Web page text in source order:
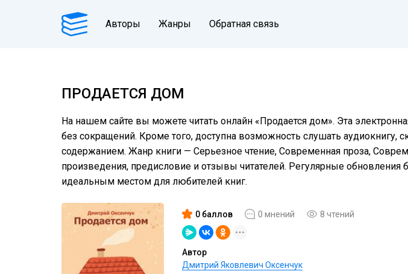
Авторы Жанры Обратная связь
ПРОДАЕТСЯ ДОМ
На нашем сайте вы можете читать онлайн «Продается дом». Эта
без сокращений. Кроме того, доступна возможность слушать аудиокнигу,
содержанием. Жанр книги — Серьезное чтение, Современная проза,
произведения, предисловие и отзывы читателей. Регулярные
идеальным местом для любителей книг.
0 баллов 0 мнений 8 чтений
Автор
Дмитрий Яковлевич Оксенчук